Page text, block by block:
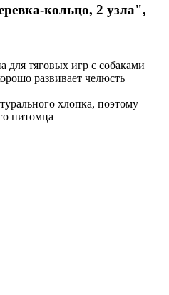
кольцо, 2 узла",
для тяговых игр с собаками
развивает челюсть
хлопка, поэтому
питомца